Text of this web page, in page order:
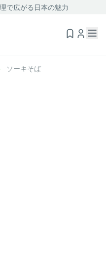
で広がる日本の魅力
ソーキそば